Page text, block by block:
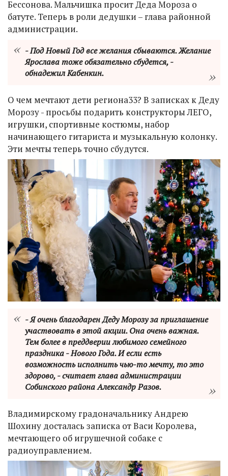
Бессонова. Мальчишка просит Деда Мороза о
батуте. Теперь в роли дедушки – глава районной
администрации.
- Под Новый Год все желания сбываются. Желание
Ярослава тоже обязательно сбудется, -
обнадежил Кабенкин.
О чем мечтают дети региона33? В записках к Деду
Морозу - просьбы подарить конструкторы ЛЕГО,
игрушки, спортивные костюмы, набор
начинающего гитариста и музыкальную колонку.
Эти мечты теперь точно сбудутся.
- Я очень благодарен Деду Морозу за приглашение
участвовать в этой акции. Она очень важная.
Тем более в преддверии любимого семейного
праздника - Нового Года. И если есть
возможность исполнить чью-то мечту, то это
здорово, - считает глава администрации
Собинского района Александр Разов.
Владимирскому градоначальнику Андрею
Шохину досталась записка от Васи Королева,
мечтающего об игрушечной собаке с
радиоуправлением.